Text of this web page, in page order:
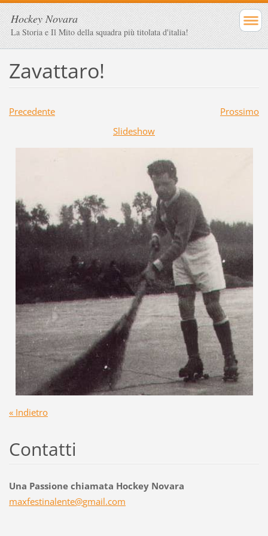
Hockey Novara
La Storia e Il Mito della squadra più titolata d'italia!
Zavattaro!
Precedente
Prossimo
Slideshow
« Indietro
Contatti
Una Passione chiamata Hockey Novara
maxfestinalente@gmail.com